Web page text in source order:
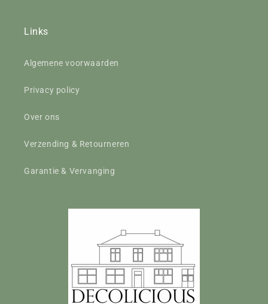
Links
Algemene voorwaarden
Privacy policy
Over ons
Verzending & Retourneren
Garantie & Vervanging